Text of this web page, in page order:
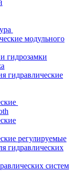
модульного
гидрозамки
гидравлические
регулируемые
гидравлических
систем